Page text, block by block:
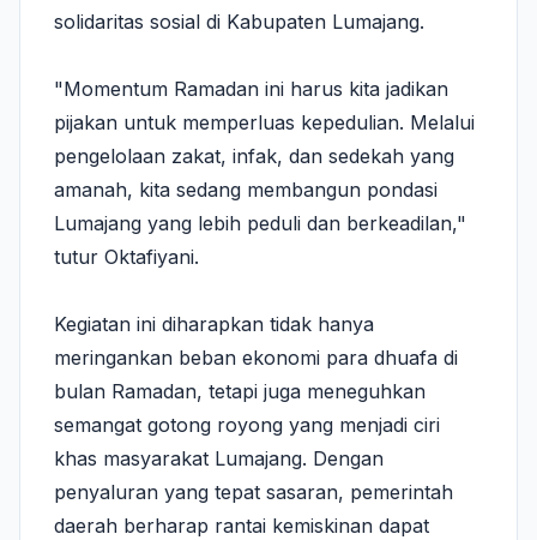
solidaritas sosial di Kabupaten Lumajang.
"Momentum Ramadan ini harus kita jadikan
pijakan untuk memperluas kepedulian. Melalui
pengelolaan zakat, infak, dan sedekah yang
amanah, kita sedang membangun pondasi
Lumajang yang lebih peduli dan berkeadilan,"
tutur Oktafiyani.
Kegiatan ini diharapkan tidak hanya
meringankan beban ekonomi para dhuafa di
bulan Ramadan, tetapi juga meneguhkan
semangat gotong royong yang menjadi ciri
khas masyarakat Lumajang. Dengan
penyaluran yang tepat sasaran, pemerintah
daerah berharap rantai kemiskinan dapat